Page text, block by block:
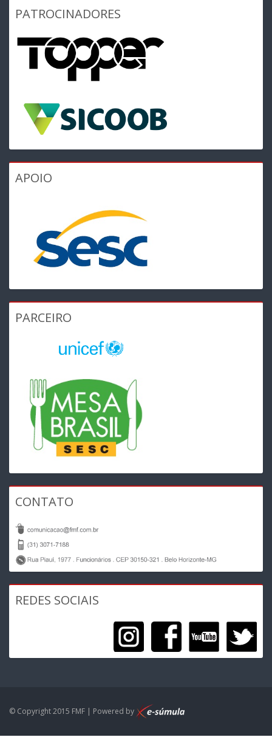
PATROCINADORES
APOIO
PARCEIRO
CONTATO
REDES SOCIAIS
© Copyright 2015 FMF | Powered by